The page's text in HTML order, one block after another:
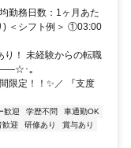
勤務日数：1ヶ月あた
) ＜シフト例＞ ①03:00
！ 未経験からの転職
――☆･｡
定！！✨／ 『支度
歓迎 学歴不問
車通勤OK
歓迎 研修あり
賞与あり